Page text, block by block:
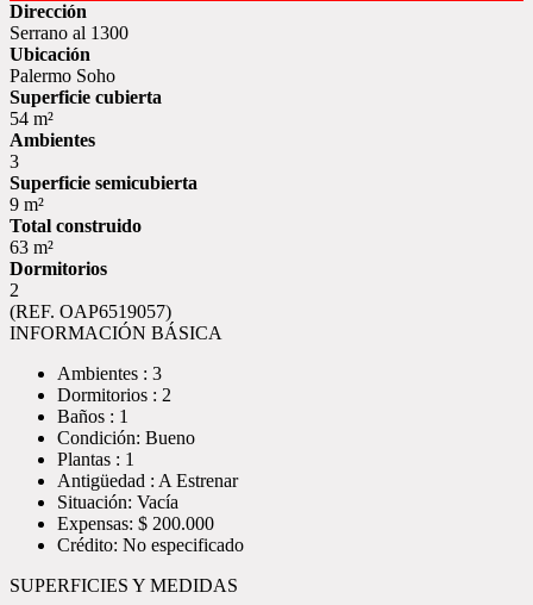
Dirección
Serrano al 1300
Ubicación
Palermo Soho
Superficie cubierta
54 m²
Ambientes
3
Superficie semicubierta
9 m²
Total construido
63 m²
Dormitorios
2
(REF. OAP6519057)
INFORMACIÓN BÁSICA
Ambientes : 3
Dormitorios : 2
Baños : 1
Condición: Bueno
Plantas : 1
Antigüedad : A Estrenar
Situación: Vacía
Expensas: $ 200.000
Crédito: No especificado
SUPERFICIES Y MEDIDAS